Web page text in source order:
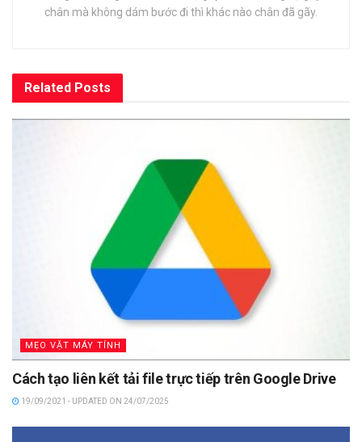
chân mà không dám bước đi thì khác nào chân đã gãy.
Related Posts
MẸO VẶT MÁY TÍNH
Cách tạo liên kết tải file trực tiếp trên Google Drive
19/09/2021 - UPDATED ON 24/07/2025